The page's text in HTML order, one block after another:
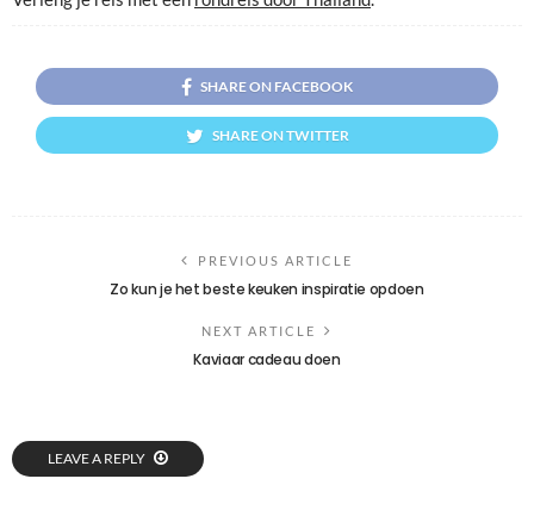
SHARE ON FACEBOOK
SHARE ON TWITTER
PREVIOUS ARTICLE
Zo kun je het beste keuken inspiratie opdoen
NEXT ARTICLE
Kaviaar cadeau doen
LEAVE A REPLY